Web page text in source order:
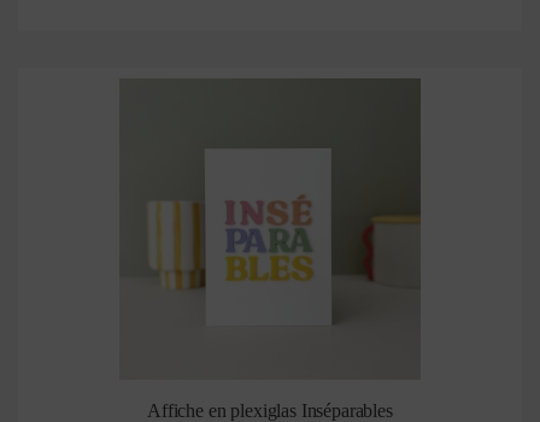
Affiche en plexiglas Inséparables